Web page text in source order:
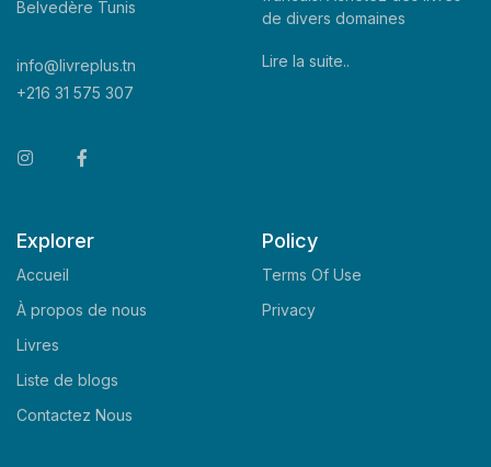
Belvedère Tunis
info@livreplus.tn
+216 31 575 307
de divers domaines
Lire la suite..
Explorer
Accueil
À propos de nous
Livres
Liste de blogs
Contactez Nous
Policy
Terms Of Use
Privacy